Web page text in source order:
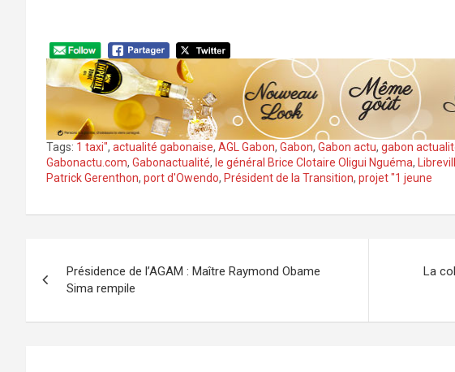
Tags: 1 taxi", actualité gabonaise, AGL Gabon, Gabon, Gabon actu, gabon
Gabonactu.com, Gabonactualité, le général Brice Clotaire Oligui Nguéma,
Patrick Gerenthon, port d'Owendo, Président de la Transition, projet "1 jeune
de
l’article
Présidence de l’AGAM : Maître Raymond Obame
Sima rempile
La